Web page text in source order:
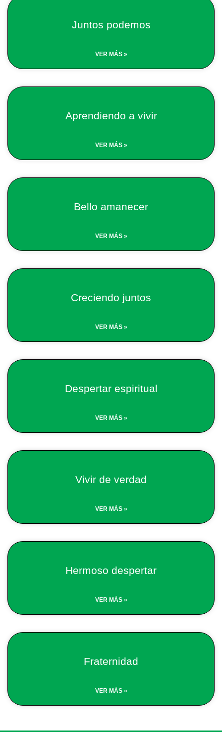
Juntos podemos
VER MÁS »
Aprendiendo a vivir
VER MÁS »
Bello amanecer
VER MÁS »
Creciendo juntos
VER MÁS »
Despertar espiritual
VER MÁS »
Vivir de verdad
VER MÁS »
Hermoso despertar
VER MÁS »
Fraternidad
VER MÁS »